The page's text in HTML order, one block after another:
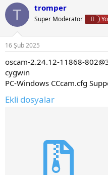
n
u
B
a
ş
a
t
a
n
ş
a
ı
ç
r
i
h
T tromper
Super Moderator
16 Şub 2025
oscam-2.24.12-11868-
cygwin
PC-Windows CCcam.cfg
Ekli dosyalar